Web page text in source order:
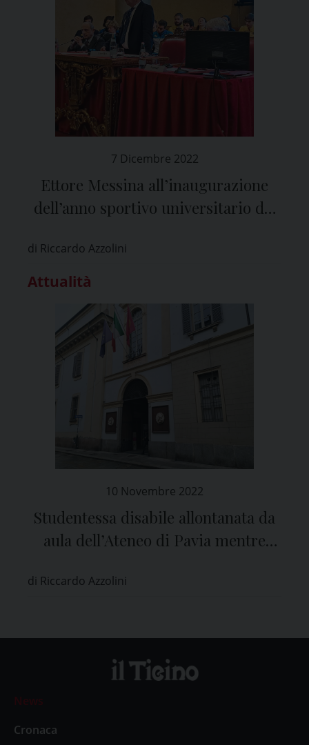
7 Dicembre 2022
Ettore Messina all’inaugurazione
dell’anno sportivo universitario del
di Riccardo Azzolini
Attualità
10 Novembre 2022
Studentessa disabile allontanata da
aula dell’Ateneo di Pavia mentre
di Riccardo Azzolini
News
Cronaca